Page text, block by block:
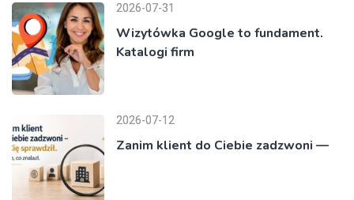
2026-07-31
Wizytówka Google to fundament.
Katalogi firm
2026-07-12
Zanim klient do Ciebie zadzwoni —